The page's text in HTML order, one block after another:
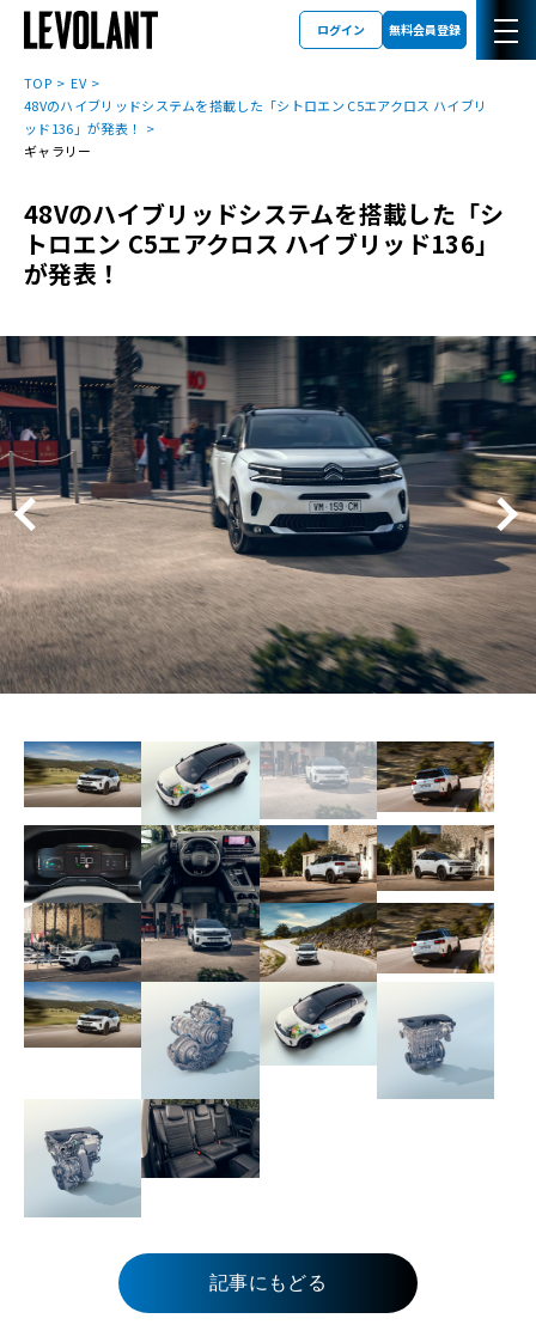
ログイン 無料会員登録
TOP
EV
48Vのハイブリッドシステムを搭載した「シトロエン C5エアクロス ハイブリ
ッド136」が発表！
ギャラリー
48Vのハイブリッドシステムを搭載した「シ
トロエン C5エアクロス ハイブリッド136」
が発表！
記事にもどる